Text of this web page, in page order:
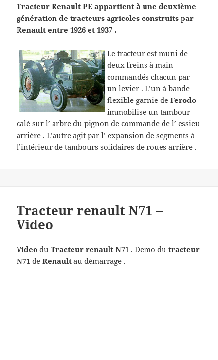
Tracteur Renault PE appartient à une deuxième
génération de tracteurs agricoles construits par
Renault entre 1926 et 1937 .
Le tracteur est muni de
deux freins à main
commandés chacun par
un levier . L’un à bande
flexible garnie deFerodo
immobilise un tambour
calé sur l’ arbre du pignon de commande de l’ essieu
arrière . L’autre agit par l’ expansion de segments à
l’intérieur de tambours solidaires de roues arrière .
Tracteur renault N71 –
Video
Video duTracteur renault N71 . Demo dutracteur
N71 deRenault au démarrage .